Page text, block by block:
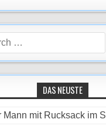
DAS NEUSTE